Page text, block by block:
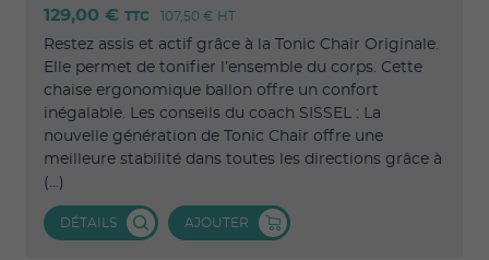
129,00 € TTC 107,50 € HT
Restez assis et actif grâce à la Tonic Chair Originale.
Elle permet de tonifier l’ensemble du corps. Cette
chaise ergonomique ballon offre un confort
inégalable. Les conseils du coach SISSEL : La
nouvelle génération de Tonic Chair offre une
meilleure stabilité dans toutes les directions grâce à
(...)
DÉTAILS AJOUTER